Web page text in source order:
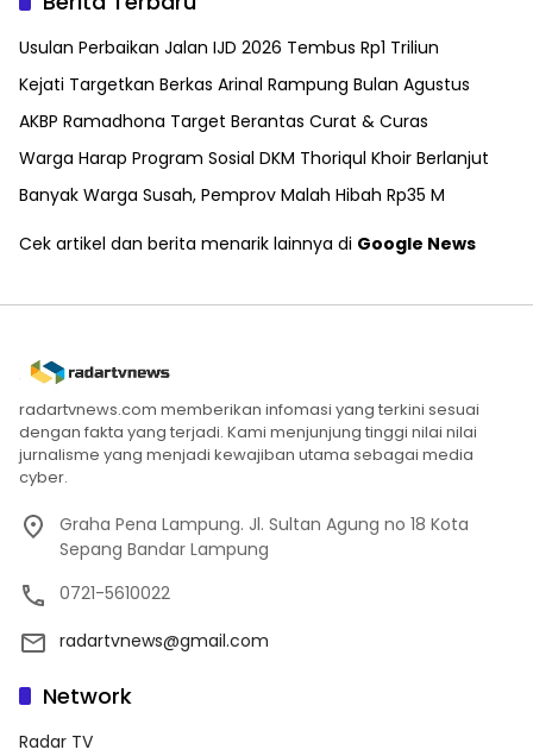
Usulan Perbaikan Jalan IJD 2026 Tembus Rp1 Triliun
Kejati Targetkan Berkas Arinal Rampung Bulan Agustus
AKBP Ramadhona Target Berantas Curat & Curas
Warga Harap Program Sosial DKM Thoriqul Khoir Berlanjut
Banyak Warga Susah, Pemprov Malah Hibah Rp35 M
Cek artikel dan berita menarik lainnya di Google News
radartvnews.com memberikan infomasi yang terkini sesuai
dengan fakta yang terjadi. Kami menjunjung tinggi nilai nilai
jurnalisme yang menjadi kewajiban utama sebagai media
cyber.
Graha Pena Lampung. Jl. Sultan Agung no 18 Kota
Sepang Bandar Lampung
0721-5610022
radartvnews@gmail.com
Network
Radar TV